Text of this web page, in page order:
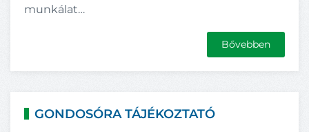
munkálat…
Bővebben
GONDOSÓRA TÁJÉKOZTATÓ